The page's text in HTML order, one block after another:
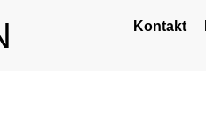
Kontakt